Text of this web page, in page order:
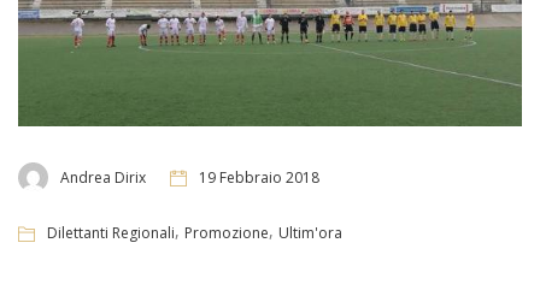
Andrea Dirix 19 Febbraio 2018
Dilettanti Regionali, Promozione, Ultim'ora